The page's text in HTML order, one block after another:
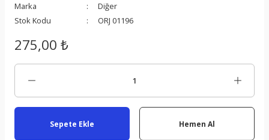
Marka
Diğer
Stok Kodu
ORJ 01196
275,00 ₺
Sepete Ekle Hemen Al